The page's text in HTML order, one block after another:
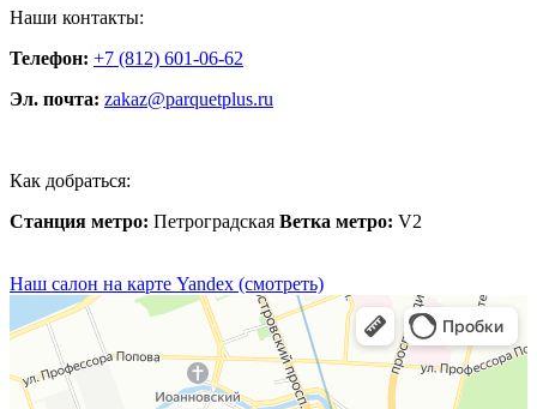
Наши контакты:
Телефон: +7 (812) 601-06-62
Эл. почта: zakaz@parquetplus.ru
Как добраться:
Станция метро: Петроградская Ветка метро: V2
Наш салон на карте Yandex (смотреть)